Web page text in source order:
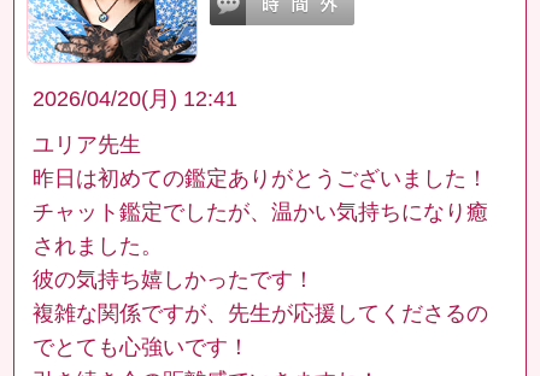
2026/04/20(月) 12:41
ユリア先生
昨日は初めての鑑定ありがとうございました！
チャット鑑定でしたが、温かい気持ちになり癒
されました。
彼の気持ち嬉しかったです！
複雑な関係ですが、先生が応援してくださるの
でとても心強いです！